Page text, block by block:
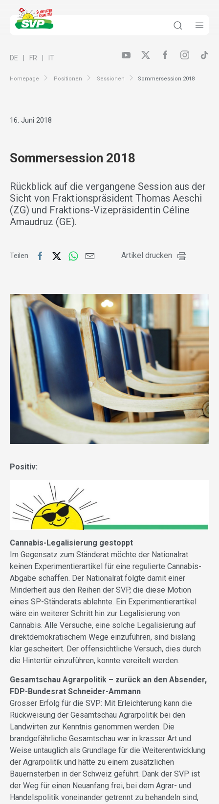
Homepage Positionen Sessionen Sommersession 2018
DE FR IT
16. Juni 2018
Sommersession 2018
Rückblick auf die vergangene Session aus der
Sicht von Fraktionspräsident Thomas Aeschi
(ZG) und Fraktions-Vizepräsidentin Céline
Amaudruz (GE).
Teilen Artikel drucken
Positiv:
Cannabis-Legalisierung gestoppt
Im Gegensatz zum Ständerat möchte der Nationalrat
keinen Experimentierartikel für eine regulierte Cannabis-
Abgabe schaffen. Der Nationalrat folgte damit einer
Minderheit aus den Reihen der SVP, die diese Motion
eines SP-Ständerats ablehnte. Ein Experimentierartikel
wäre ein weiterer Schritt hin zur Legalisierung von
Cannabis. Alle Versuche, eine solche Legalisierung auf
direktdemokratischem Wege einzuführen, sind bislang
klar gescheitert. Der offensichtliche Versuch, dies durch
die Hintertür einzuführen, konnte vereitelt werden.
Gesamtschau Agrarpolitik – zurück an den Absender,
FDP-Bundesrat Schneider-Ammann
Grosser Erfolg für die SVP: Mit Erleichterung kann die
Rückweisung der Gesamtschau Agrarpolitik bei den
Landwirten zur Kenntnis genommen werden. Die
brandgefährliche Gesamtschau war in krasser Art und
Weise untauglich als Grundlage für die Weiterentwicklung
der Agrarpolitik und hätte zu einem zusätzlichen
Bauernsterben in der Schweiz geführt. Dank der SVP ist
der Weg für einen Neuanfang frei, bei dem Agrar- und
Handelspolitik voneinander getrennt zu behandeln sind,